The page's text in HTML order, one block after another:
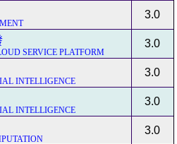
3.0
SERVICE PLATFORM
3.0
INTELLIGENCE
3.0
INTELLIGENCE
3.0
3.0